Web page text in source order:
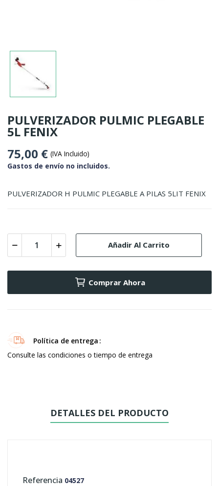
PULVERIZADOR PULMIC PLEGABLE
5L FENIX
75,00 € (IVA Incluido)
Gastos de envío no incluidos.
PULVERIZADOR H PULMIC PLEGABLE A PILAS 5LIT FENIX
Añadir Al Carrito
Comprar Ahora
Política de entrega
Consulte las condiciones o tiempo de entrega
DETALLES DEL PRODUCTO
Referencia 04527